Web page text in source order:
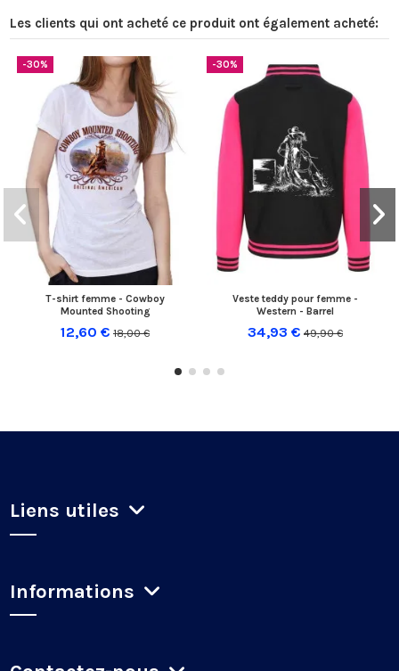
Les clients qui ont acheté ce produit ont également acheté:
-30%
T-shirt femme - Cowboy
Mounted Shooting
12,60 € 18,00 €
-30%
Veste teddy pour femme -
Western - Barrel
34,93 € 49,90 €
Liens utiles
Informations